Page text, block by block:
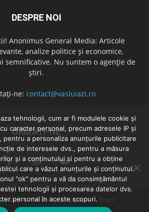
DESPRE NOI
Anonimus General Media: Articole
analize politice și economice,
semnificative. Nu suntem o agenție de
știri.
ne: contact@vasluiazi.ro
URMAȚI-NE
Twitter Instagram Email
tehnologii, cum ar fi modulele cookie și
caracter personal, precum adresele IP și
pentru a personaliza anunțurile publicitare
de interesele dvs., pentru a măsura
și a conținutului și pentru a obține
care a văzut anunțurile și conținutul.
"ok" pentru a vă da consimțământul
tehnologii și procesarea datelor dvs.
personal în aceste scopuri.